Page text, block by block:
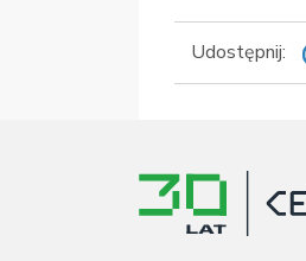
Udostępnij: